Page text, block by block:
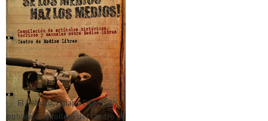
El Rebozo, Palapa Editorial,
publica este folleto del Centro de